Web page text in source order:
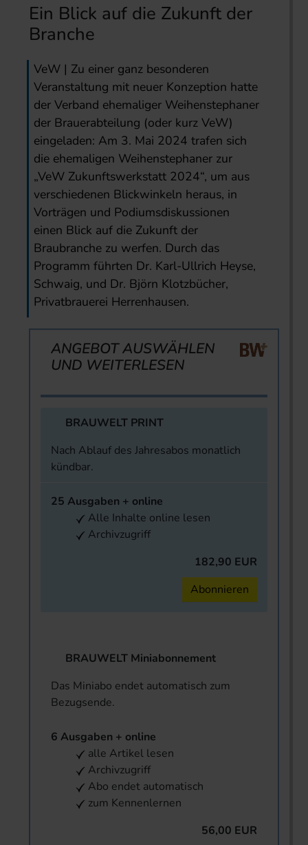
Ein Blick auf die Zukunft der
Branche
VeW | Zu einer ganz besonderen
Veranstaltung mit neuer Konzeption hatte
der Verband ehemaliger Weihenstephaner
der Brauerabteilung (oder kurz VeW)
eingeladen: Am 3. Mai 2024 trafen sich
die ehemaligen Weihenstephaner zur
„VeW Zukunftswerkstatt 2024“, um aus
verschiedenen Blickwinkeln heraus, in
Vorträgen und Podiumsdiskussionen
einen Blick auf die Zukunft der
Braubranche zu werfen. Durch das
Programm führten Dr. Karl-Ullrich Heyse,
Schwaig, und Dr. Björn Klotzbücher,
Privatbrauerei Herrenhausen.
ANGEBOT AUSWÄHLEN
UND WEITERLESEN
BRAUWELT PRINT
Nach Ablauf des Jahresabos monatlich
kündbar.
25 Ausgaben + online
Alle Inhalte online lesen
Archivzugriff
182,90 EUR
Abonnieren
BRAUWELT Miniabonnement
Das Miniabo endet automatisch zum
Bezugsende.
6 Ausgaben + online
alle Artikel lesen
Archivzugriff
Abo endet automatisch
zum Kennenlernen
56,00 EUR